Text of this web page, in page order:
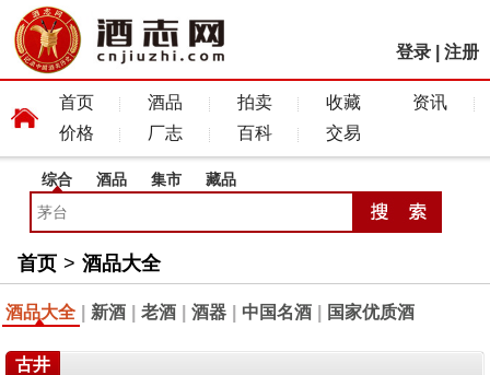
登录 注册
首页 酒品 拍卖 收藏
资讯
价格
厂志 百科 交易
综合 酒品 集市 藏品
首页 > 酒品大全
酒品大全 新酒 老酒 酒器 中国名酒 国家优质酒
古井